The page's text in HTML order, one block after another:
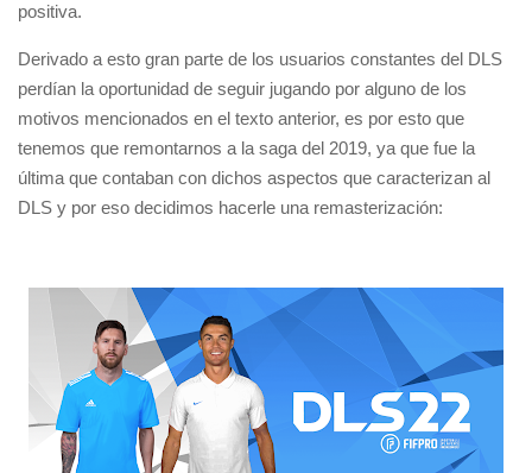
positiva.
Derivado a esto gran parte de los usuarios constantes del DLS
perdían la oportunidad de seguir jugando por alguno de los
motivos mencionados en el texto anterior, es por esto que
tenemos que remontarnos a la saga del 2019, ya que fue la
última que contaban con dichos aspectos que caracterizan al
DLS y por eso decidimos hacerle una remasterización: